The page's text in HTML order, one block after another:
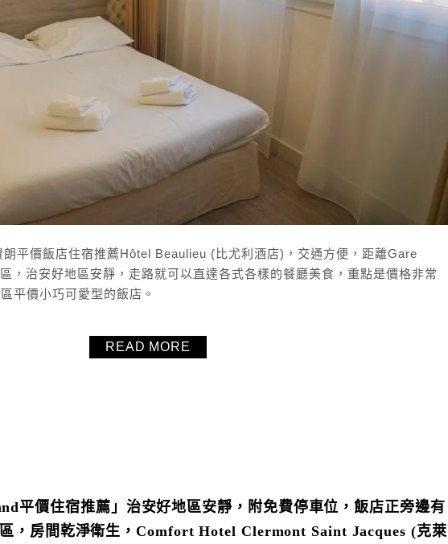
平價飯店住宿推薦Hôtel Beaulieu (比尤利酒店)，交通方便，距離Gare
，治安好地區安靜，走路就可以直達各式各樣的餐廳美食，重點是價格非常
平價小巧可愛型的飯店。
READ MORE
平價住宿推薦」治安好地區安靜，附免費停車位，飯店正旁邊有
，房間乾淨衛生，Comfort Hotel Clermont Saint Jacques (克萊